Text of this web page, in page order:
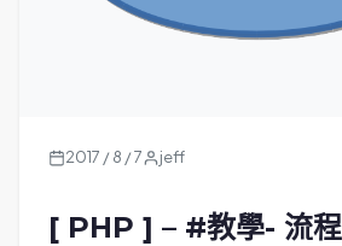
2017 / 8 / 7 jeff
[ PHP ] – #教學- 流